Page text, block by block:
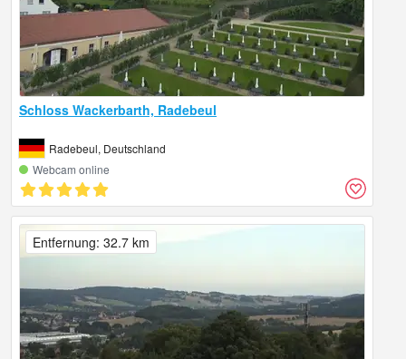
Schloss Wackerbarth, Radebeul
Radebeul, Deutschland
Webcam online
Entfernung: 32.7 km